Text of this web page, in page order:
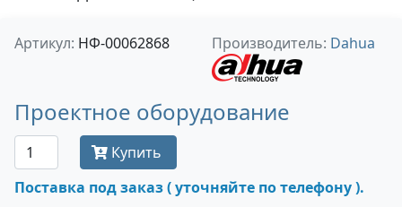
Артикул: НФ-00062868 Производитель: Dahua
Проектное оборудование
Купить
Поставка под заказ ( уточняйте по телефону ).